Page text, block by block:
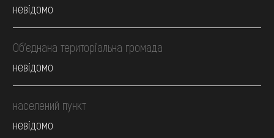
невідомо
Об’єднана територіальна громада
невідомо
населений пункт
невідомо